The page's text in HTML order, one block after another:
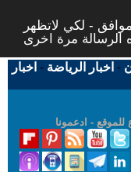
- لكي لاتظهر
- اخبار الرياضة - اخبار
للموقع - ادعمونا